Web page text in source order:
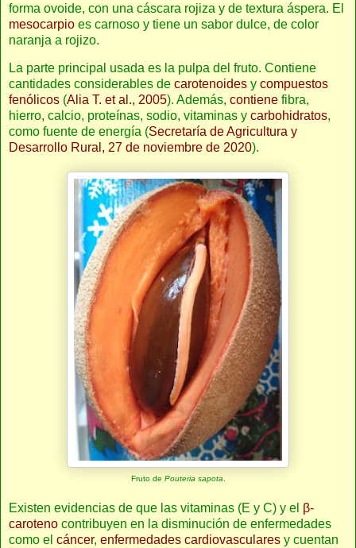
forma ovoide, con una cáscara rojiza y de textura áspera. El
mesocarpio es carnoso y tiene un sabor dulce, de color
naranja a rojizo.
La parte principal usada es la pulpa del fruto. Contiene
cantidades considerables de carotenoides y compuestos
fenólicos (Alia T. et al., 2005). Además, contiene fibra,
hierro, calcio, proteínas, sodio, vitaminas y carbohidratos,
como fuente de energía (Secretaría de Agricultura y
Desarrollo Rural, 27 de noviembre de 2020).
Fruto de Pouteria sapota.
Existen evidencias de que las vitaminas (E y C) y el β-
caroteno contribuyen en la disminución de enfermedades
como el cáncer, enfermedades cardiovasculares y cuentan